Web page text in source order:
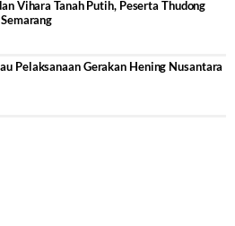
Vihara Tanah Putih, Peserta Thudong
Pelaksanaan Gerakan Hening Nusantara